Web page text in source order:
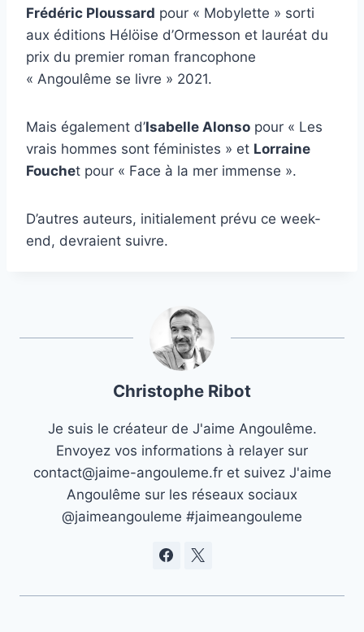
Frédéric Ploussard pour « Mobylette » sorti
aux éditions Hélöise d’Ormesson et lauréat du
prix du premier roman francophone
« Angoulême se livre » 2021.
Mais également d’Isabelle Alonso pour « Les
vrais hommes sont féministes » et Lorraine
Fouchet pour « Face à la mer immense ».
D’autres auteurs, initialement prévu ce week-
end, devraient suivre.
Christophe Ribot
Je suis le créateur de J'aime Angoulême.
Envoyez vos informations à relayer sur
contact@jaime-angouleme.fr et suivez J'aime
Angoulême sur les réseaux sociaux
@jaimeangouleme #jaimeangouleme